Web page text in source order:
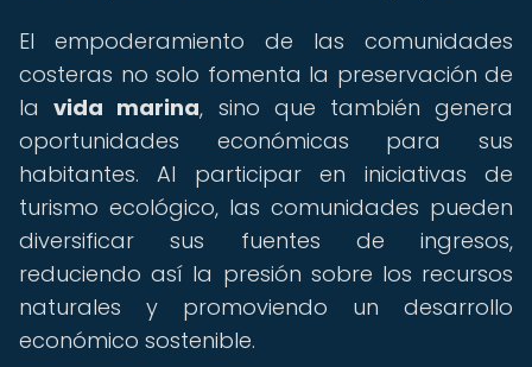
El empoderamiento de las comunidades
costeras no solo fomenta la preservación de
lavida marina, sino que también genera
oportunidades económicas para sus
habitantes. Al participar en iniciativas de
turismo ecológico, las comunidades pueden
diversificar sus fuentes de ingresos,
reduciendo así la presión sobre los recursos
naturales y promoviendo un desarrollo
económico sostenible.